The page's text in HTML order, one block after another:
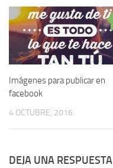
Imágenes para publicar en
facebook
4 OCTUBRE, 2016
DEJA UNA RESPUESTA